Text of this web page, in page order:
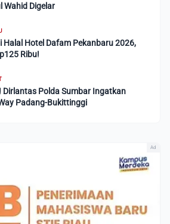
Wahid Digelar
Halal Hotel Dafam Pekanbaru 2026,
Ribu!
Dirlantas Polda Sumbar Ingatkan
Padang-Bukittinggi
Ad